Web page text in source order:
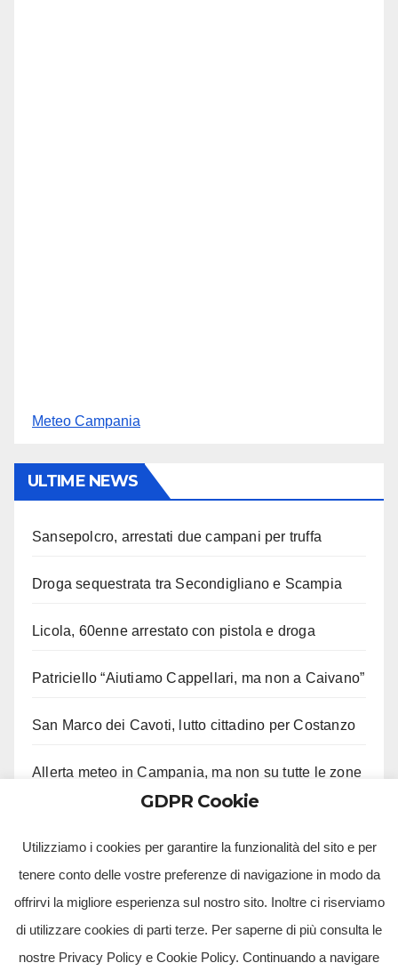
Meteo Campania
ULTIME NEWS
Sansepolcro, arrestati due campani per truffa
Droga sequestrata tra Secondigliano e Scampia
Licola, 60enne arrestato con pistola e droga
Patriciello “Aiutiamo Cappellari, ma non a Caivano”
San Marco dei Cavoti, lutto cittadino per Costanzo
Allerta meteo in Campania, ma non su tutte le zone
GDPR Cookie
Utilizziamo i cookies per garantire la funzionalità del sito e per
tenere conto delle vostre preferenze di navigazione in modo da
offrirvi la migliore esperienza sul nostro sito. Inoltre ci riserviamo
di utilizzare cookies di parti terze. Per saperne di più consulta le
nostre Privacy Policy e Cookie Policy. Continuando a navigare